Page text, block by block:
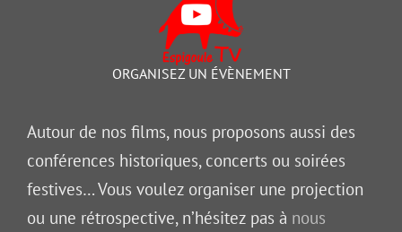
ORGANISEZ UN ÉVÈNEMENT
Autour de nos films, nous proposons aussi des
conférences historiques, concerts ou soirées
festives… Vous voulez organiser une projection
ou une rétrospective, n’hésitez pas à nous